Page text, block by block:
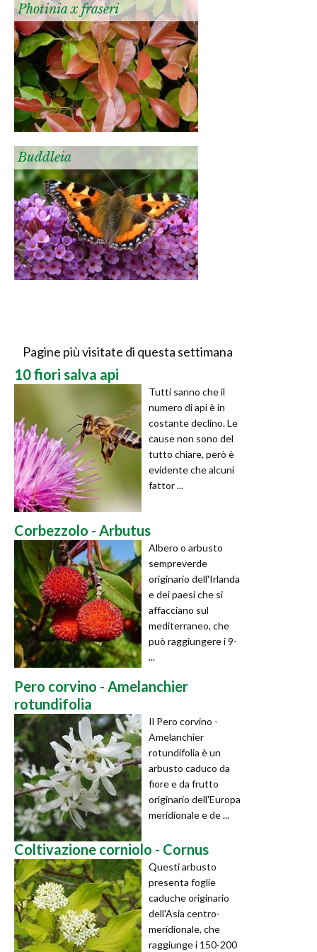
Photinia x fraseri
Buddleia
Pagine più visitate di questa settimana
10 fiori salva api
Tutti sanno che il
numero di api è in
costante declino. Le
cause non sono del
tutto chiare, però è
evidente che alcuni
fattor ...
Corbezzolo - Arbutus
Albero o arbusto
sempreverde
originario dell'Irlanda
e dei paesi che si
affacciano sul
mediterraneo, che
può raggiungere i 9-
...
Pero corvino - Amelanchier
rotundifolia
Il Pero corvino -
Amelanchier
rotundifolia è un
arbusto caduco da
fiore e da frutto
originario dell'Europa
meridionale e de ...
Coltivazione corniolo - Cornus
Questi arbusto
presenta foglie
caduche originario
dell'Asia centro-
meridionale, che
raggiunge i 150-200